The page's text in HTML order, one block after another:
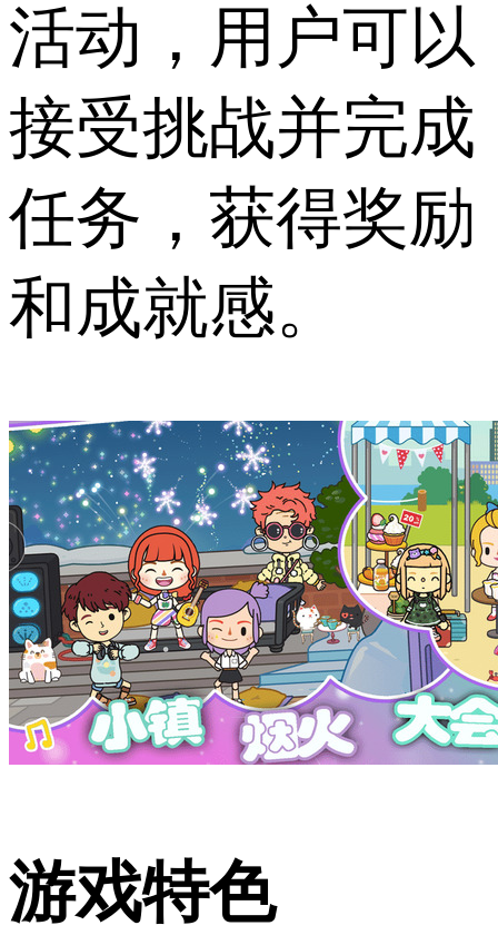
活动，用户可以
接受挑战并完成
任务，获得奖励
和成就感。
游戏特色